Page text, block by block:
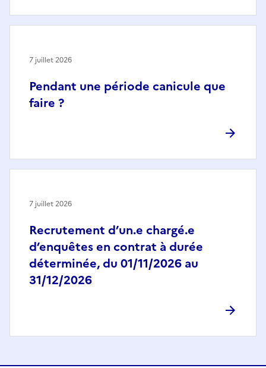
Pendant une période canicule que
faire ?
7 juillet 2026
Recrutement d’un.e chargé.e
d’enquêtes en contrat à durée
déterminée, du 01/11/2026 au
31/12/2026
7 juillet 2026